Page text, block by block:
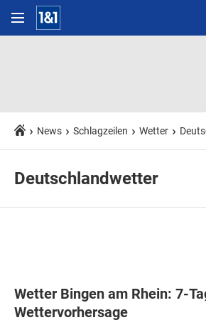
News Schlagzeilen Wetter
Deutschlandwetter
Wetter Bingen am Rhein: 7-
Wettervorhersage